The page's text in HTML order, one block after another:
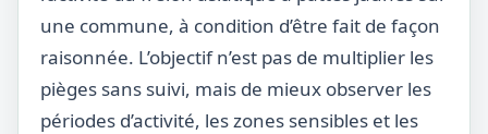
une commune, à condition d’être fait de façon
raisonnée. L’objectif n’est pas de multiplier les
pièges sans suivi, mais de mieux observer les
périodes d’activité, les zones sensibles et les